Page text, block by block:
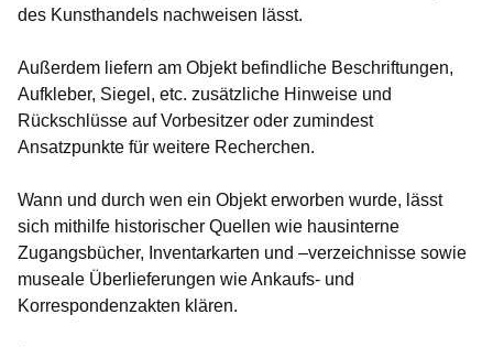
des Kunsthandels nachweisen lässt.
Außerdem liefern am Objekt befindliche Beschriftungen,
Aufkleber, Siegel, etc. zusätzliche Hinweise und
Rückschlüsse auf Vorbesitzer oder zumindest
Ansatzpunkte für weitere Recherchen.
Wann und durch wen ein Objekt erworben wurde, lässt
sich mithilfe historischer Quellen wie hausinterne
Zugangsbücher, Inventarkarten und –verzeichnisse sowie
museale Überlieferungen wie Ankaufs- und
Korrespondenzakten klären.